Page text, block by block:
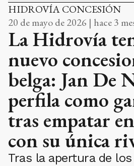
HIDROVÍA CONCESIÓN
20 de mayo de 2026 | hace 3
La Hidrovía
nuevo
belga: Jan De
perfila como
tras empatar
con su única
Tras la apertura de